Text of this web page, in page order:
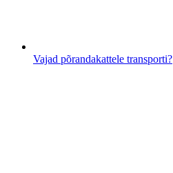
Vajad põrandakattele transporti?